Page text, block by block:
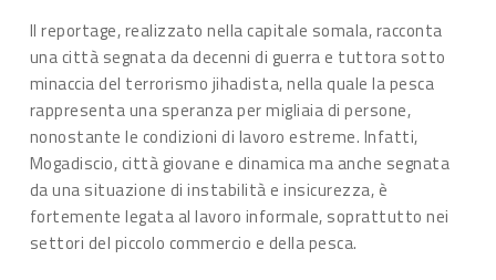
Il reportage, realizzato nella capitale somala, racconta
una città segnata da decenni di guerra e tuttora sotto
minaccia del terrorismo jihadista, nella quale la pesca
rappresenta una speranza per migliaia di persone,
nonostante le condizioni di lavoro estreme. Infatti,
Mogadiscio, città giovane e dinamica ma anche segnata
da una situazione di instabilità e insicurezza, è
fortemente legata al lavoro informale, soprattutto nei
settori del piccolo commercio e della pesca.